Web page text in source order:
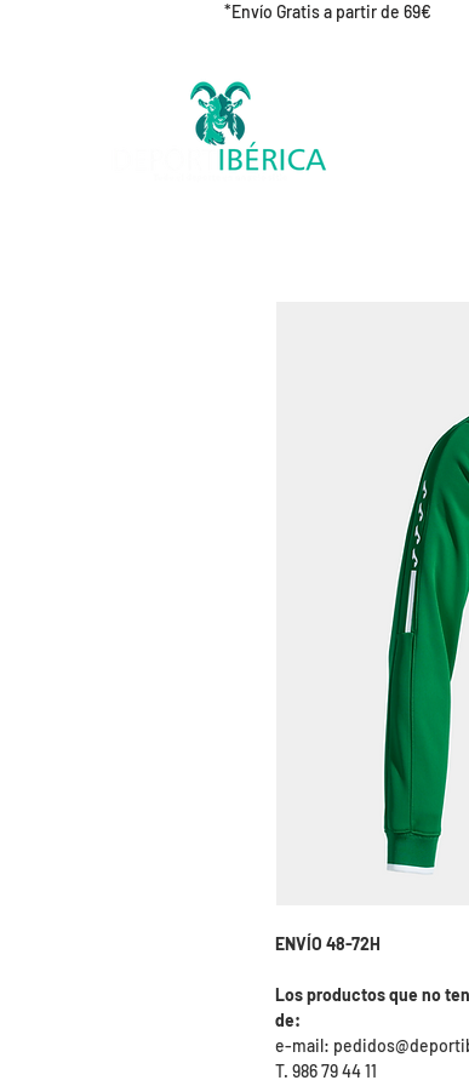
*Envío Gratis a partir de 69€
ENVÍO 48-72H
Los productos que no
de:
e-mail:
T. 986 79 44 11